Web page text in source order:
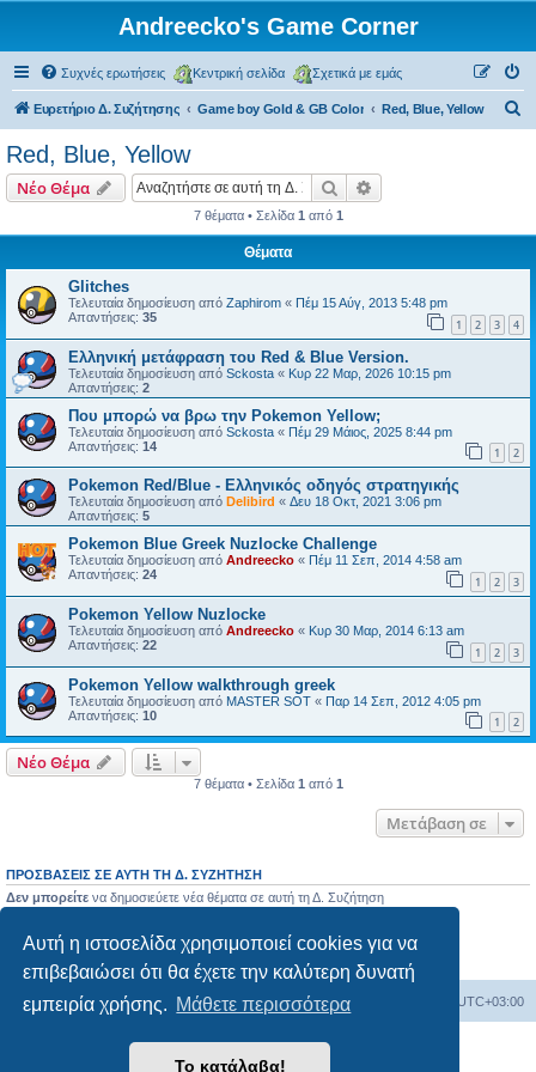
Αυτή η ιστοσελίδα χρησιμοποιεί cookies για να
επιβεβαιώσει ότι θα έχετε την καλύτερη δυνατή
εμπειρία χρήσης. Μάθετε περισσότερα
Το κατάλαβα!
Andreecko's Game Corner
Συχνές ερωτήσεις Κεντρική σελίδα Σχετικά με εμάς
Ευρετήριο Δ. Συζήτησης Game boy Gold & GB Color Red, Blue, Yellow
η
Red, Blue, Yellow
Νέο Θέμα Αναζήτηση
7 θέματα • Σελίδα 1 από 1
Θέματα
Glitches
Τελευταία δημοσίευση από Zaphirom « Πέμ 15 Αύγ, 2013 5:48 pm
Απαντήσεις: 35 1 2 3 4
Ελληνική μετάφραση του Red & Blue Version.
Τελευταία δημοσίευση από Sckosta « Κυρ 22 Μαρ, 2026 10:15 pm
Απαντήσεις: 2
Που μπορώ να βρω την Pokemon Yellow;
Τελευταία δημοσίευση από Sckosta « Πέμ 29 Μάιος, 2025 8:44 pm
Απαντήσεις: 14 1 2
Pokemon Red/Blue - Ελληνικός οδηγός στρατηγικής
Τελευταία δημοσίευση από Delibird « Δευ 18 Οκτ, 2021 3:06 pm
Απαντήσεις: 5
Pokemon Blue Greek Nuzlocke Challenge
Τελευταία δημοσίευση από Andreecko « Πέμ 11 Σεπ, 2014 4:58 am
Απαντήσεις: 24 1 2 3
Pokemon Yellow Nuzlocke
Τελευταία δημοσίευση από Andreecko « Κυρ 30 Μαρ, 2014 6:13 am
Απαντήσεις: 22 1 2 3
Pokemon Yellow walkthrough greek
Τελευταία δημοσίευση από MASTER SOT « Παρ 14 Σεπ, 2012 4:05 pm
Απαντήσεις: 10 1 2
Νέο Θέμα
7 θέματα • Σελίδα 1 από 1
Μετάβαση σε
ΠΡΟΣΒΆΣΕΙΣ ΣΕ ΑΥΤΉ ΤΗ Δ. ΣΥΖΉΤΗΣΗ
Δεν μπορείτε να δημοσιεύετε νέα θέματα σε αυτή τη Δ. Συζήτηση
Δεν μπορείτενα διαγράφετε τις δημοσιεύσεις σας σε αυτή τη Δ. Συζήτηση
Δεν μπορείτε
να επισυνάπτετε αρχεία σε αυτή τη Δ. Συζήτηση
Ευρετήριο Δ. Συζήτησης Όλοι οι χρόνοι είναι UTC+03:00
Δημιουργήθηκε απόphpBB® Forum Software © phpBB Limited